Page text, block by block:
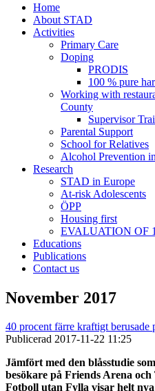
Home
About STAD
Activities
Primary Care
Doping
PRODIS
100 % pure
Working with
County
Supervisor
Parental Support
School for Relatives
Alcohol Prevention
Research
STAD in Europe
At-risk Adolescents
ÖPP
Housing first
EVALUATION OF
Educations
Publications
Contact us
November 2017
40 procent färre kraftigt berusade
Publicerad 2017-11-22 11:25
Jämfört med den blåsstudie
besökare på Friends Arena
Fotboll utan Fylla visar helt